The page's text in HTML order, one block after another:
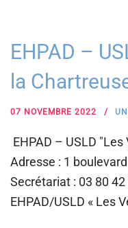
EHPAD –
la
07 NOVEMBRE 2022
EHPAD – USLD
Adresse : 1
Secrétariat : 03 80
EHPAD/USLD « Les